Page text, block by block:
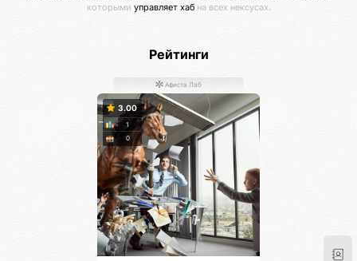
которыми управляет хабна всех нексусах.
Рейтинги
Афиста Лаб
3.00
0
1